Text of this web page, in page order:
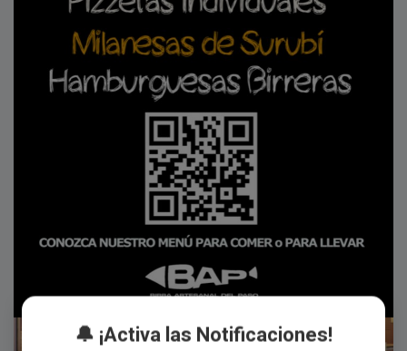
🔔 ¡Activa las Notificaciones!